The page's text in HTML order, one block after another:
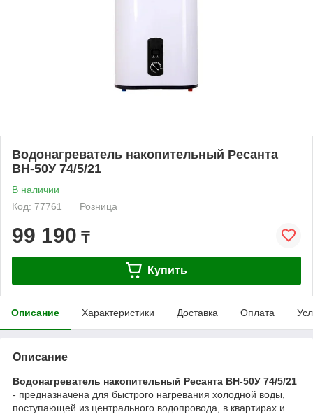
Водонагреватель накопительный Ресанта
ВН-50У 74/5/21
В наличии
Код: 77761
Розница
99 190 ₸
Купить
Описание Характеристики Доставка Оплата
Описание
Водонагреватель накопительный Ресанта ВН-50У 74/5/21
- предназначена для быстрого нагревания холодной воды,
поступающей из центрального водопровода, в квартирах и